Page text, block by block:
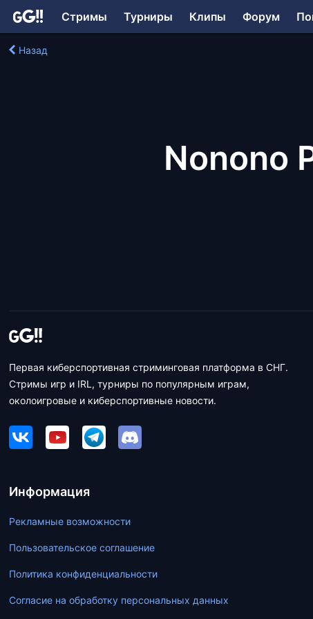
Стримы Турниры Клипы Форум
Назад
Nonono
Первая киберспортивная стриминговая платформа в СНГ.
Стримы игр и IRL, турниры по популярным играм,
околоигровые и киберспортивные новости.
Информация
Рекламные возможности
Пользовательское соглашение
Политика конфиденциальности
Согласие на обработку персональных данных